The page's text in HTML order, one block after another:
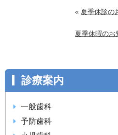
« 夏季休診の
夏季休暇のお
診療案内
一般歯科
予防歯科